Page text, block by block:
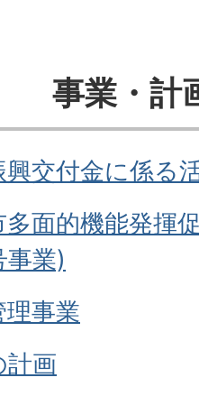
事業・計
興交付金に係る
多面的機能発揮
業)
理事業
計画